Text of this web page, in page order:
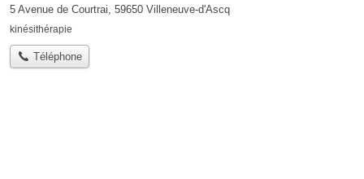
5 Avenue de Courtrai, 59650 Villeneuve-d'Ascq
kinésithérapie
Téléphone